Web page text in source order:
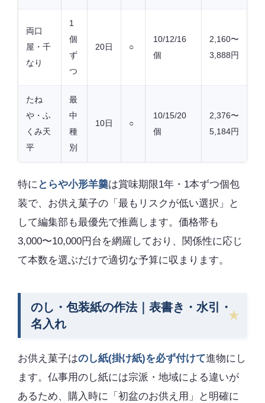
両口
屋・千
なり
1
個
ず
つ
20日 ○
10/12/16
個
2,160〜
3,888円
たね
や・ふ
くみ天
平
最
中
種
別
10日 ○
10/15/20
個
2,376〜
5,184円
特に とらや小形羊羹は賞味期限1年・1本ずつ個包
装で、お供え菓子の「最もリスクが低い選択」と
して編集部も最優先で推薦します。価格帯も
3,000〜10,000円台を網羅しており、関係性に応じ
て本数を選ぶだけで適切な予算に収まります。
のし・包装紙の作法｜表書き・水引・
名入れ
お供え菓子はのし紙(掛け紙)を必ず付けて進物にし
ます。仏事用のし紙には宗派・地域による違いが
あるため、購入時に「初盆のお供え用」と明確に